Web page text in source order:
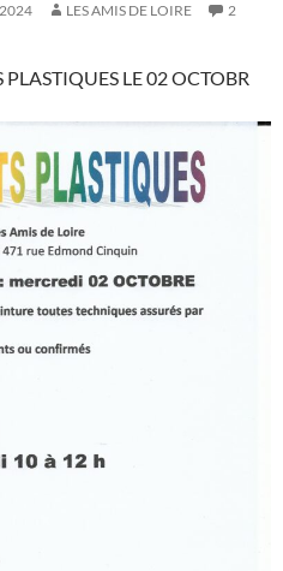
LES AMIS DE LOIRE
2
PLASTIQUES LE 02 OCTOBR